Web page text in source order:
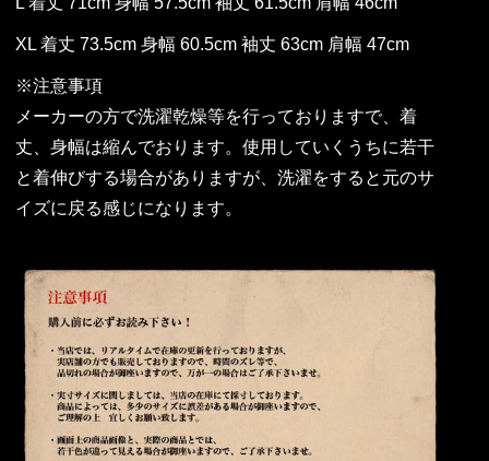
XL 着丈 73.5cm 身幅 60.5cm 袖丈 63cm 肩幅 47cm
※注意事項
メーカーの方で洗濯乾燥等を行っておりますで、着
丈、身幅は縮んでおります。使用していくうちに若干
と着伸びする場合がありますが、洗濯をすると元のサ
イズに戻る感じになります。